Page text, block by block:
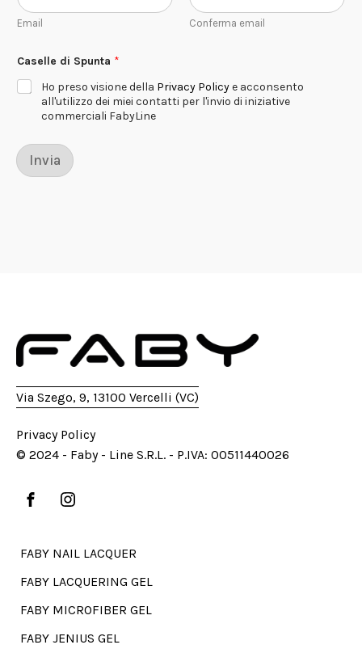
Email Conferma email
Caselle di Spunta *
Ho preso visione della Privacy Policye acconsento
all'utilizzo dei miei contatti per l'invio di iniziative
commerciali FabyLine
Invia
Via Szego, 9, 13100 Vercelli (VC)
Privacy Policy
© 2024 - Faby - Line S.R.L. - P.IVA: 00511440026
FABY NAIL LACQUER
FABY LACQUERING GEL
FABY MICROFIBER GEL
FABY JENIUS GEL